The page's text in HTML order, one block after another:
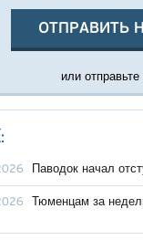
ОТПРАВИТЬ
или
Паводок начал
Тюменцам за